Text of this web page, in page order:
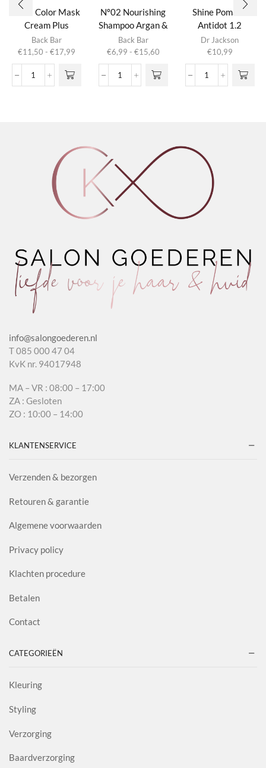
Nº05 Color Mask
Cream Plus
Back Bar
€11,50 - €17,99Prijsklasse:
€11,50
tot
€17,99
Nº05
Dit product
heeft
meerdere
Deze optie
Nº02 Nourishing
Shampoo Argan &
Honey
Back Bar
€6,99 - €15,60Prijsklasse:
tot
Nº02
Dit product
heeft
meerdere
Deze optie
Shine Pomade
Antidot 1.2
Dr Jackson
€10,99
Shine
info@salongoederen.nl
T 085 000 47 04
KvK nr. 94017948
MA – VR : 08:00 – 17:00
ZA : Gesloten
ZO : 10:00 – 14:00
KLANTENSERVICE
Verzenden & bezorgen
Retouren & garantie
Algemene voorwaarden
Privacy policy
Klachten procedure
Betalen
Contact
CATEGORIEËN
Kleuring
Styling
Verzorging
Baardverzorging